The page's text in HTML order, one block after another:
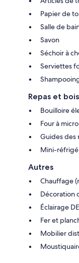
Papier de
Salle de
Savon
Séchoir à
Serviettes
Repas et
Bouilloire
Four à
Guides des
Mini-
Autres
Chauffage
Décoration
Éclairage
Fer et
Mobilier